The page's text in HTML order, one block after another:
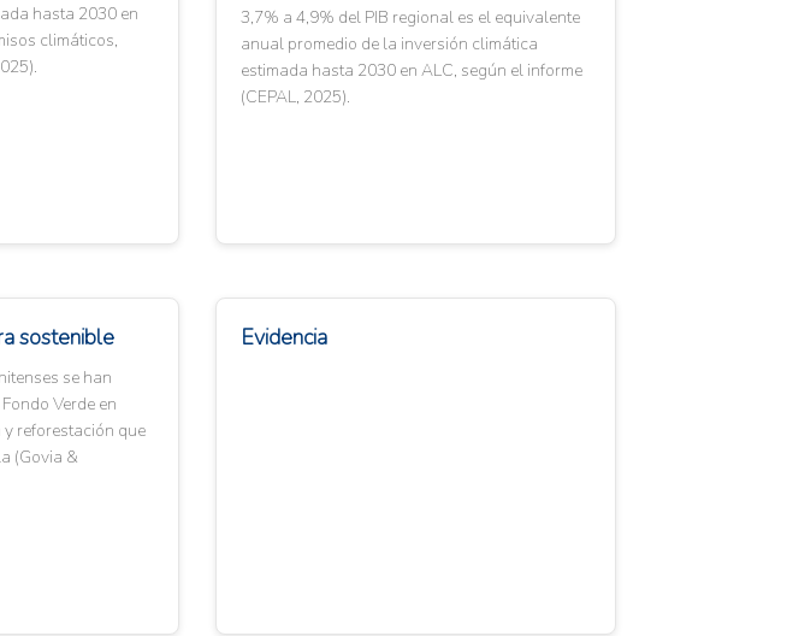
hasta 2030 en
climáticos,
3,7% a 4,9% del PIB regional es el equivalente
anual promedio de la inversión climática
estimada hasta 2030 en ALC, según el informe
(CEPAL, 2025).
sostenible
se han
Verde en
reforestación que
(Govia &
Evidencia